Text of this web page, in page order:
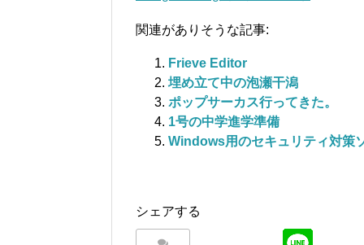
関連がありそうな記事:
Frieve Editor
埋め立て中の泡瀬干潟
ポップサーカス行ってきた。
1号の中学進学準備
Windows用のセキュリティ対策
シェアする